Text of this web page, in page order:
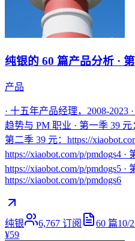
纯银的 60 篇产品分析 ·
产品
· 十五年产品经理，2008-
趋势与 PM 职业 · 第一季 39 元
第二季 39 元：https://
https://xiaobot.com/p/pmdogs4 ·
https://xiaobot.com/p/pmdogs5 ·
https://xiaobot.com/p/pmdogs6
纯银 6,767 订阅 60 篇10/
¥59